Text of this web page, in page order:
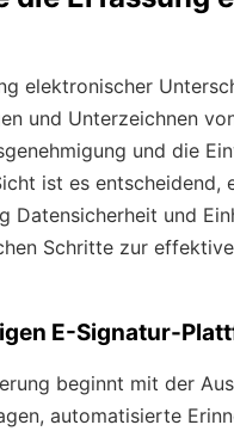
elektronischer
und Unterzeichnen
und die
ist es
Datensicherheit und
Schritte zur
E-Signatur-
beginnt mit der
automatisierte